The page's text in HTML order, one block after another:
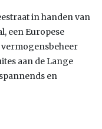
in handen van
een Europese
aan de Lange
en